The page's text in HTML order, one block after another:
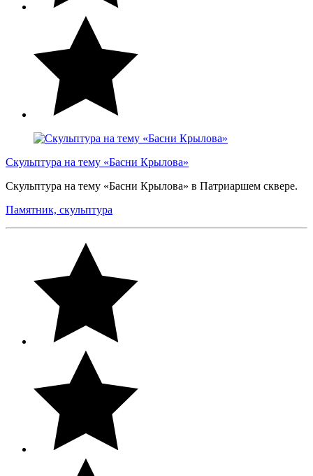
Скульптура на тему «Басни Крылова»
Скульптура на тему «Басни Крылова» в Патриаршем сквере.
Памятник, скульптура